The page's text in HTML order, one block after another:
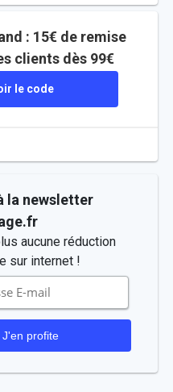
: 15€ de remise
clients dès 99€
le code
la newsletter
aucune réduction
sur internet !